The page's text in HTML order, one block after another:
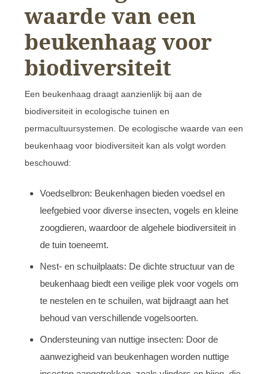
waarde van een
beukenhaag voor
biodiversiteit
Een beukenhaag draagt aanzienlijk bij aan de
biodiversiteit in ecologische tuinen en
permacultuursystemen. De ecologische waarde van een
beukenhaag voor biodiversiteit kan als volgt worden
beschouwd:
Voedselbron: Beukenhagen bieden voedsel en
leefgebied voor diverse insecten, vogels en kleine
zoogdieren, waardoor de algehele biodiversiteit in
de tuin toeneemt.
Nest- en schuilplaats: De dichte structuur van de
beukenhaag biedt een veilige plek voor vogels om
te nestelen en te schuilen, wat bijdraagt aan het
behoud van verschillende vogelsoorten.
Ondersteuning van nuttige insecten: Door de
aanwezigheid van beukenhagen worden nuttige